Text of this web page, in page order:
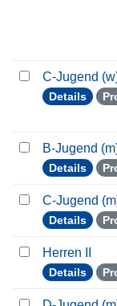
C-Jugend
Details
B-Jugend
Details
C-Jugend
Details
Herren II
Details